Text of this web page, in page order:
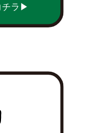
チラ▶︎